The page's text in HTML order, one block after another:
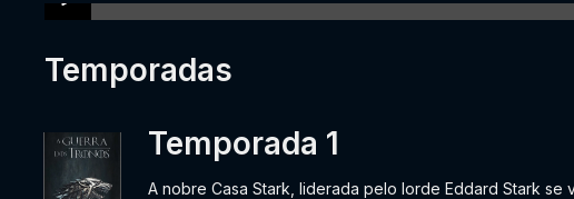
Temporadas
Temporada 1
A nobre Casa Stark, liderada pelo lorde Eddard Stark se